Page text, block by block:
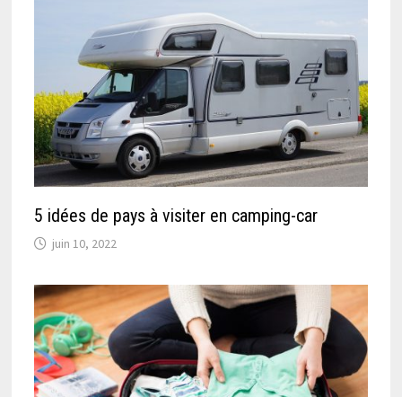
5 idées de pays à visiter en camping-car
juin 10, 2022